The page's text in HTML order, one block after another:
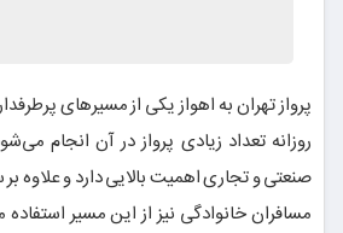
پرواز تهران به اهواز یکی از مسیرهای
روزانه تعداد زیادی پرواز در آن انجام
صنعتی و تجاری اهمیت بالایی دارد و علاوه
مسافران خانوادگی نیز از این مسیر